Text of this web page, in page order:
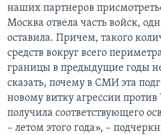
наших партнеров
Москва отвела часть войск,
оставила. Причем, такого
средств вокруг всего
границы в предыдущие годы
сказать, почему в СМИ эта
новому витку агрессии
получила соответствующего
– летом этого года», –